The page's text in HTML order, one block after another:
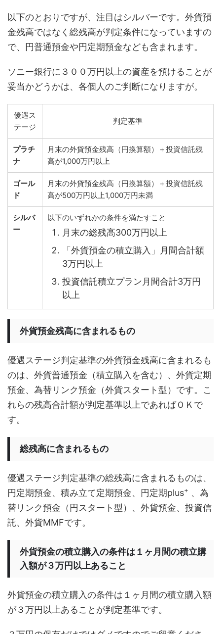
以下のとおりですが、注目はシルバーです。外貨預
金残高ではなく総残高が判定条件になっていますの
で、円普通預金や円定期預金なども含まれます。
ソニー銀行に３００万円以上の資産を預けることが
妥当かどうかは、各個人のご判断になりますが。
優遇ス
テージ
判定基準
プラチ
ナ
月末の外貨預金残高（円換算額）＋投資信託残
高が1,000万円以上
ゴール
ド
月末の外貨預金残高（円換算額）＋投資信託残
高が500万円以上1,000万円未満
シルバ
ー
以下のいずれかの条件を満たすこと
月末の総残高300万円以上
「外貨預金の積立購入」月間合計額
3万円以上
投資信託積立プラン月間合計3万円
以上
外貨預金残高に含まれるもの
優遇ステージ判定基準の外貨預金残高に含まれるも
のは、外貨普通預金（積立購入を含む）、外貨定期
預金、為替リンク預金（外貨スタート型）です。こ
れらの残高合計額が判定基準以上であればＯＫで
す。
総残高に含まれるもの
優遇ステージ判定基準の総残高に含まれるものは、
円定期預金、積み立て定期預金、円定期plus+ 、為
替リンク預金（円スタート型）、外貨預金、投資信
託、外貨MMFです。
外貨預金の積立購入の条件は１ヶ月間の積立購
入額が３万円以上あること
外貨預金の積立購入の条件は１ヶ月間の積立購入額
が３万円以上あることが判定基準です。